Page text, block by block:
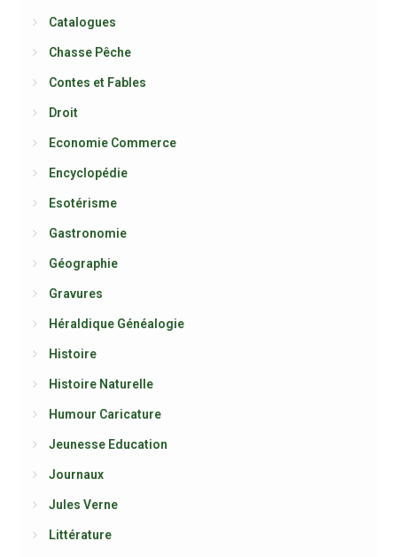
Catalogues
Chasse Pêche
Contes et Fables
Droit
Economie Commerce
Encyclopédie
Esotérisme
Gastronomie
Géographie
Gravures
Héraldique Généalogie
Histoire
Histoire Naturelle
Humour Caricature
Jeunesse Education
Journaux
Jules Verne
Littérature